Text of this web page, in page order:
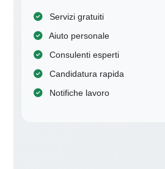
Servizi gratuiti
Aiuto personale
Consulenti esperti
Candidatura rapida
Notifiche lavoro